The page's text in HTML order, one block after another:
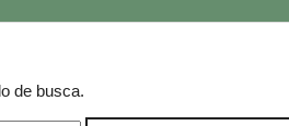
de busca.